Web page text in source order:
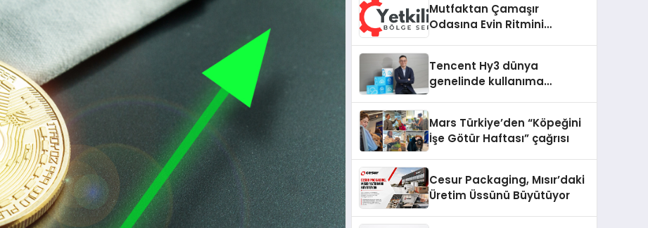
Mutfaktan Çamaşır
Odasına Evin Ritmini
Destek Deneyimi
Tencent Hy3 dünya
genelinde kullanıma
Mars Türkiye’den “Köpeğini
İşe Götür Haftası” çağrısı
Cesur Packaging, Mısır’daki
Üretim Üssünü Büyütüyor